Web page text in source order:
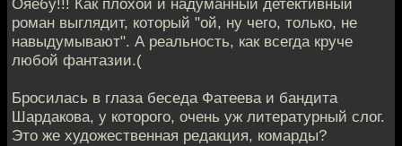
Ояебу!!! Как плохой и надуманный детективный
роман выглядит, который "ой, ну чего, только, не
навыдумывают". А реальность, как всегда круче
любой фантазии.(
Бросилась в глаза беседа Фатеева и бандита
Шардакова, у которого, очень уж литературный слог.
Это же художественная редакция, комарды?